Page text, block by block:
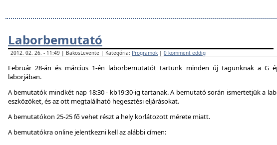
Laborbemutató
2012. 02. 26. - 11:49 | BakosLevente | Kategória: Programok | 0 komment eddig
Február 28-án és március 1-én laborbemutatót tartunk minden új tagunknak a G
laborjában.
A bemutatók mindkét nap 18:30 - kb19:30-ig tartanak. A bemutató során ismertetjük a
eszközöket, és az ott megtalálható hegesztési eljárásokat.
A bemutatókon 25-25 fő vehet részt a hely korlátozott mérete miatt.
A bemutatókra online jelentkezni kell az alábbi címen: